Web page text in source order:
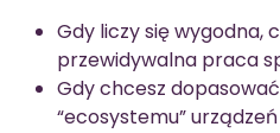
Gdy liczy się wygodna,
przewidywalna praca
Gdy chcesz
“ecosystemu”